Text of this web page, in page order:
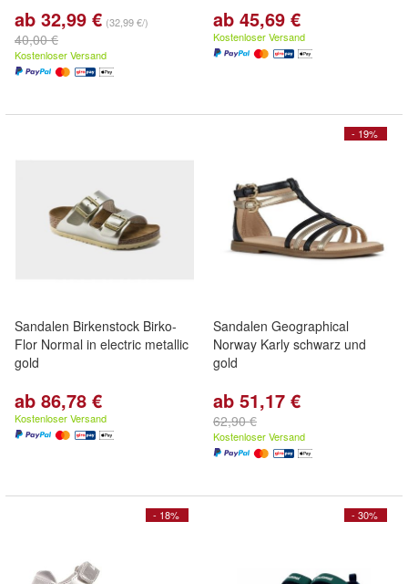
ab 32,99 € (32,99 €/)
40,00 €
Kostenloser Versand
ab 45,69 €
Kostenloser Versand
Sandalen Birkenstock Birko-
Flor Normal in electric metallic
gold
ab 86,78 €
Kostenloser Versand
- 19%
Sandalen Geographical
Norway Karly schwarz und
gold
ab 51,17 €
62,90 €
Kostenloser Versand
- 18% - 30%